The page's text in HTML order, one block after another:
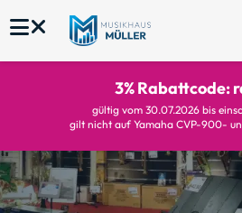
3% Rabattcode:
gültig vom 30.07.2026 bis
gilt nicht auf Yamaha CVP-900-